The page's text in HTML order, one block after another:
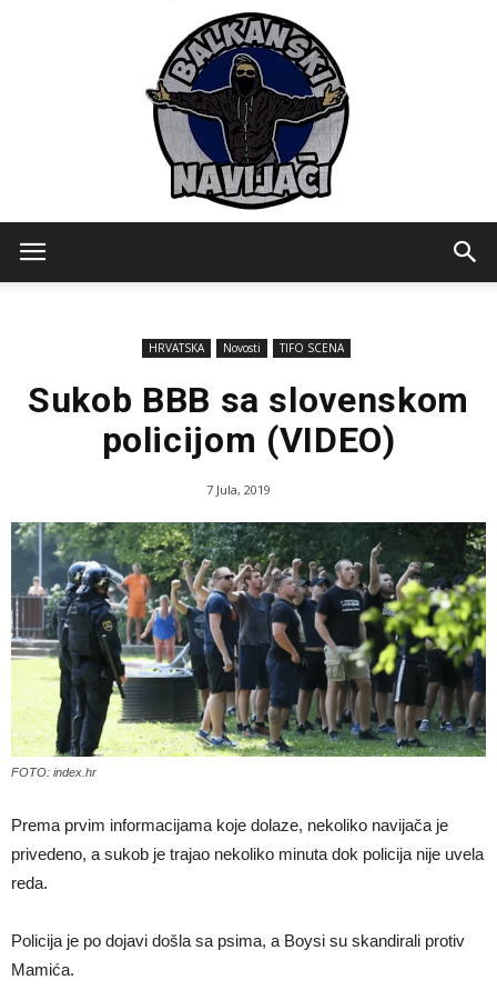
HRVATSKA Novosti TIFO SCENA
Sukob BBB sa slovenskom
policijom (VIDEO)
7 Jula, 2019
FOTO: index.hr
Prema prvim informacijama koje dolaze, nekoliko navijača je
privedeno, a sukob je trajao nekoliko minuta dok policija nije uvela
reda.
Policija je po dojavi došla sa psima, a Boysi su skandirali protiv
Mamića.